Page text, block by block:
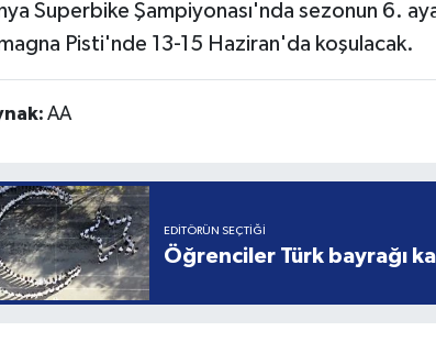
Superbike Şampiyonası'nda sezonun 6.
Pisti'nde 13-15 Haziran'da koşulacak.
AA
EDITÖRÜN SEÇTIĞI
Öğrenciler Türk bayrağı